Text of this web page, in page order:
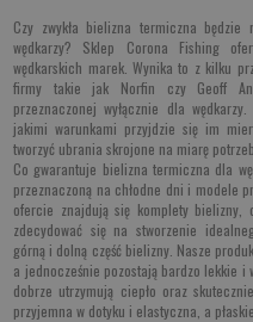
Czy zwykła bielizna termiczna
wędkarzy? Sklep Corona Fishing
wędkarskich marek. Wynika to z kilku
firmy takie jak Norfin czy Geoff
przeznaczonej wyłącznie dla
jakimi warunkami przyjdzie się im
tworzyć ubrania skrojone na miarę
Co gwarantuje bielizna termiczna dla
przeznaczoną na chłodne dni i modele
ofercie znajdują się komplety
zdecydować się na stworzenie
górną i dolną część bielizny. Nasze
a jednocześnie pozostają bardzo lekkie
dobrze utrzymują ciepło oraz
przyjemna w dotyku i elastyczna, a